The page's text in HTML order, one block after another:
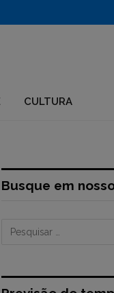
CULTURA
Busque em